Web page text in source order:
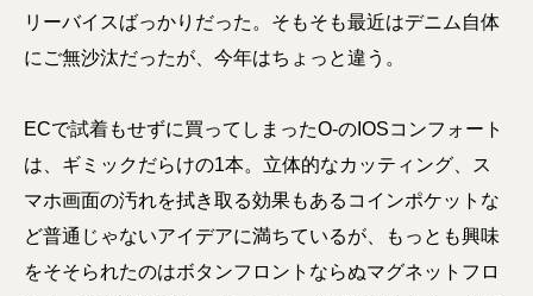
リーバイスばっかりだった。そもそも最近はデニム自体
にご無沙汰だったが、今年はちょっと違う。
ECで試着もせずに買ってしまったO-のIOSコンフォート
は、ギミックだらけの1本。立体的なカッティング、ス
マホ画面の汚れを拭き取る効果もあるコインポケットな
ど普通じゃないアイデアに満ちているが、もっとも興味
をそそられたのはボタンフロントならぬマグネットフロ